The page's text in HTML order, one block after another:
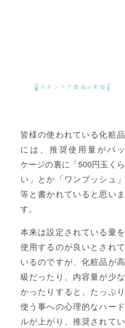
皆様の使われている化粧品
には、推奨使用量がパッ
ケージの裏に「500円玉くら
い」とか「ワンプッシュ」
等と書かれていると思いま
す。
本来は設定されている量を
使用するのが良いとされて
いるのですが、化粧品が高
級だったり、内容量が少な
かったりすると、たっぷり
使う事への心理的なハード
ルが上がり、推奨されてい